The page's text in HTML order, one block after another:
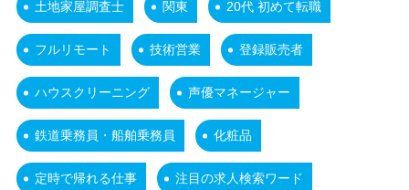
土地家屋調査士 関東 20代 初めて転職
フルリモート 技術営業 登録販売者
ハウスクリーニング 声優マネージャー
鉄道乗務員・船舶乗務員 化粧品
定時で帰れる仕事 注目の求人検索ワード